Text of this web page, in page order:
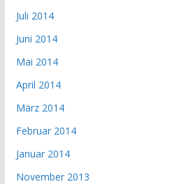
Juli 2014
Juni 2014
Mai 2014
April 2014
März 2014
Februar 2014
Januar 2014
November 2013